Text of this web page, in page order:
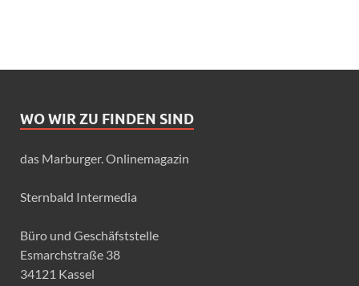
WO WIR ZU FINDEN SIND
das Marburger. Onlinemagazin
Sternbald Intermedia
Büro und Geschäfststelle
Esmarchstraße 38
34121 Kassel